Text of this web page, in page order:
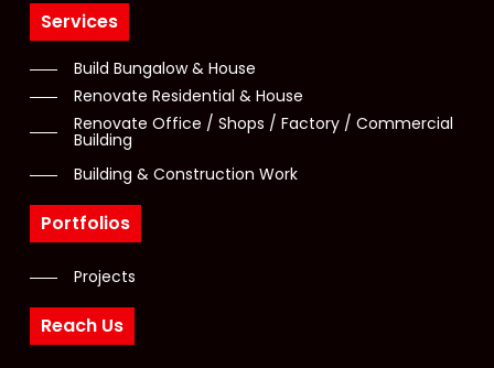
Services
Build Bungalow & House
Renovate Residential & House
Renovate Office / Shops / Factory / Commercial
Building
Building & Construction Work
Portfolios
Projects
Reach Us